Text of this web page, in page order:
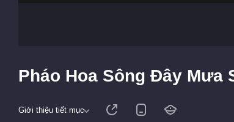
Pháo Hoa Sông Đây Mưa
Giới thiệu tiết mục